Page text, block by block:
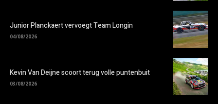
Junior Planckaert vervoegt Team Longin
04/08/2026
Kevin Van Deijne scoort terug volle puntenbuit
03/08/2026